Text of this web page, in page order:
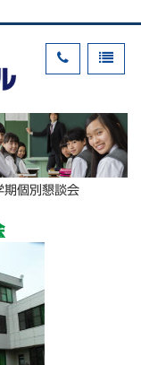
期個別懇談会